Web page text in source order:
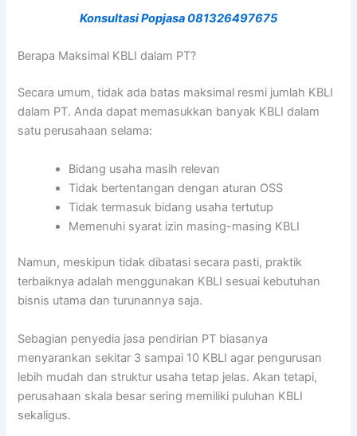
Konsultasi Popjasa 081326497675
Berapa Maksimal KBLI dalam PT?
Secara umum, tidak ada batas maksimal resmi jumlah KBLI
dalam PT. Anda dapat memasukkan banyak KBLI dalam
satu perusahaan selama:
Bidang usaha masih relevan
Tidak bertentangan dengan aturan OSS
Tidak termasuk bidang usaha tertutup
Memenuhi syarat izin masing-masing KBLI
Namun, meskipun tidak dibatasi secara pasti, praktik
terbaiknya adalah menggunakan KBLI sesuai kebutuhan
bisnis utama dan turunannya saja.
Sebagian penyedia jasa pendirian PT biasanya
menyarankan sekitar 3 sampai 10 KBLI agar pengurusan
lebih mudah dan struktur usaha tetap jelas. Akan tetapi,
perusahaan skala besar sering memiliki puluhan KBLI
sekaligus.